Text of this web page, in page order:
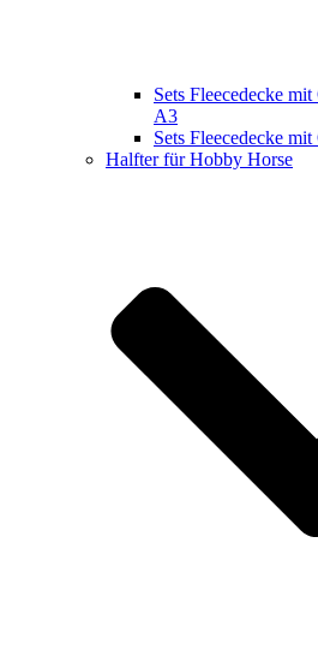
Sets Fleecedecke
A3
Sets Fleecedecke
Halfter für Hobby Horse